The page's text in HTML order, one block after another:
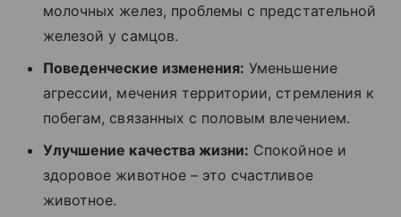
молочных желез, проблемы с предстательной
железой у самцов.
Поведенческие изменения: Уменьшение
агрессии, мечения территории, стремления к
побегам, связанных с половым влечением.
Улучшение качества жизни: Спокойное и
здоровое животное – это счастливое
животное.